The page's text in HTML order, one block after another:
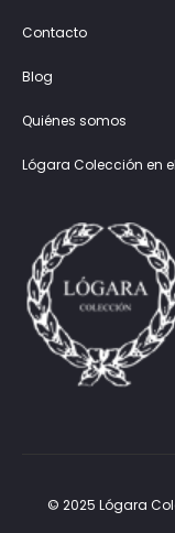
Contacto
Blog
Quiénes somos
Lógara Colección en
© 2025 Lógara